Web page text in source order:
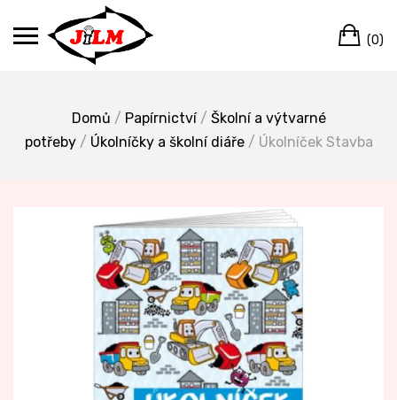
(0)
Domů / Papírnictví/ Školní a výtvarné
potřeby/ Úkolníčky a školní diáře/ Úkolníček Stavba